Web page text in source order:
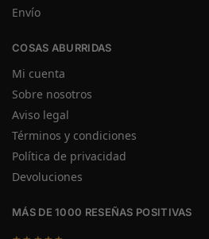
Envío
COSAS ABURRIDAS
Mi cuenta
Sobre nosotros
Aviso legal
Términos y condiciones
Política de privacidad
Devoluciones
MÁS DE 1000 RESEÑAS POSITIVAS